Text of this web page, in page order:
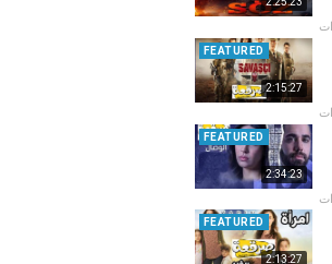
2:15:27
FEATURED
2:34:23
FEATURED
2:13:27
FEATURED